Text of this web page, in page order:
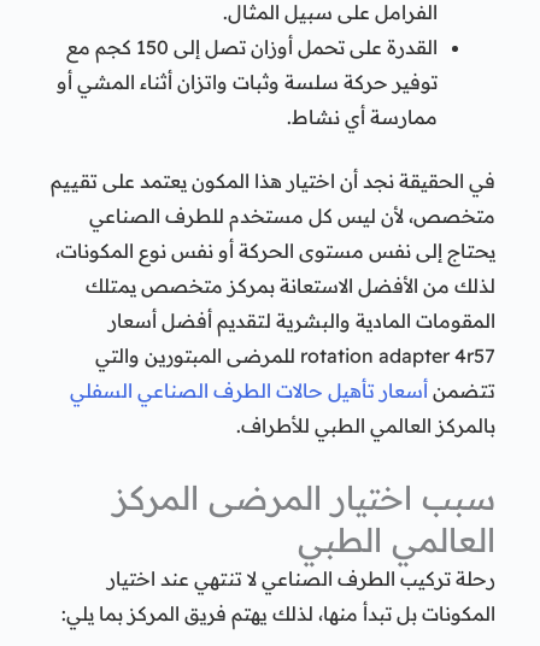
الفرامل على سبيل المثال.
القدرة على تحمل أوزان تصل إلى 150 كجم مع
توفير حركة سلسة وثبات واتزان أثناء المشي أو
ممارسة أي نشاط.
في الحقيقة نجد أن اختيار هذا المكون يعتمد على تقييم
متخصص، لأن ليس كل مستخدم للطرف الصناعي
يحتاج إلى نفس مستوى الحركة أو نفس نوع المكونات،
لذلك من الأفضل الاستعانة بمركز متخصص يمتلك
المقومات المادية والبشرية لتقديم أفضل أسعار
rotation adapter 4r57 للمرضى المبتورين والتي
تتضمن أسعار تأهيل حالات الطرف الصناعي السفلي
بالمركز العالمي الطبي للأطراف.
سبب اختيار المرضى المركز
العالمي الطبي
رحلة تركيب الطرف الصناعي لا تنتهي عند اختيار
المكونات بل تبدأ منها، لذلك يهتم فريق المركز بما يلي: